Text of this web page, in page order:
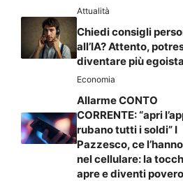
Attualità
Chiedi consigli
all’IA? Attento,
diventare più egoista
Economia
Allarme CONTO
CORRENTE: “apri
rubano tutti i soldi” I
Pazzesco, ce
nel cellulare: la
apre e diventi povero